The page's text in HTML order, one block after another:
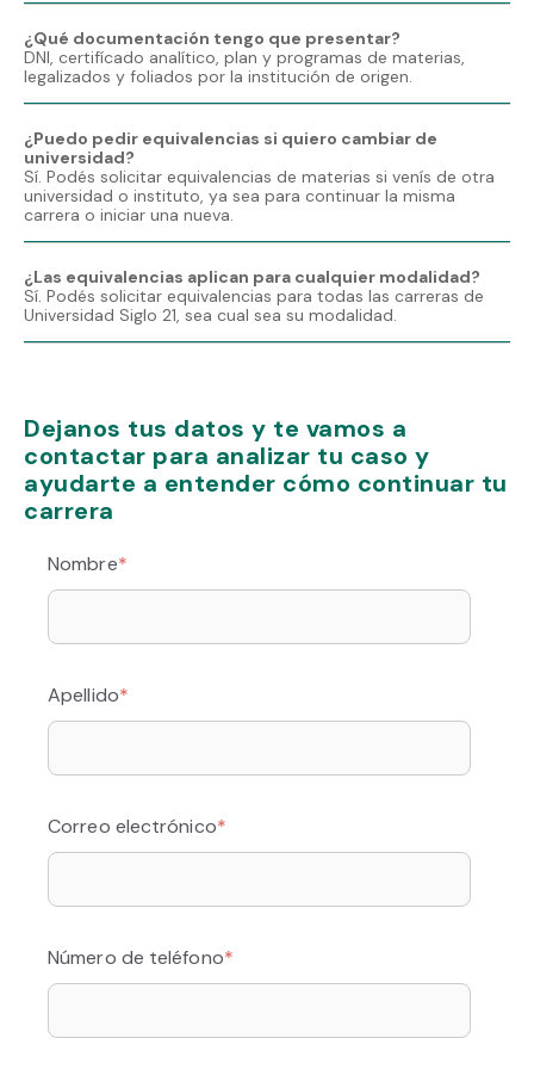
¿Qué documentación tengo que presentar?
DNI, certifícado analítico, plan y programas de materias,
legalizados y foliados por la institución de origen.
¿Puedo pedir equivalencias si quiero cambiar de
universidad?
Sí. Podés solicitar equivalencias de materias si venís de otra
universidad o instituto, ya sea para continuar la misma
carrera o iniciar una nueva.
¿Las equivalencias aplican para cualquier modalidad?
Sí. Podés solicitar equivalencias para todas las carreras de
Universidad Siglo 21, sea cual sea su modalidad.
Dejanos tus datos y te vamos a
contactar para analizar tu caso y
ayudarte a entender cómo continuar tu
carrera
Nombre*
Apellido*
Correo electrónico*
Número de teléfono*